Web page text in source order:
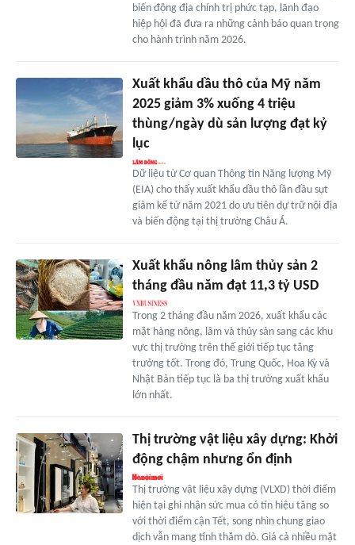
biến động địa chính trị phức tạp, lãnh đạo
hiệp hội đã đưa ra những cảnh báo quan trọng
cho hành trình năm 2026.
Xuất khẩu dầu thô của Mỹ năm
2025 giảm 3% xuống 4 triệu
thùng/ngày dù sản lượng đạt kỷ
lục
Dữ liệu từ Cơ quan Thông tin Năng lượng Mỹ
(EIA) cho thấy xuất khẩu dầu thô lần đầu sụt
giảm kể từ năm 2021 do ưu tiên dự trữ nội địa
và biến động tại thị trường Châu Á.
Xuất khẩu nông lâm thủy sản 2
tháng đầu năm đạt 11,3 tỷ USD
Trong 2 tháng đầu năm 2026, xuất khẩu các
mặt hàng nông, lâm và thủy sản sang các khu
vực thị trường trên thế giới tiếp tục tăng
trưởng tốt. Trong đó, Trung Quốc, Hoa Kỳ và
Nhật Bản tiếp tục là ba thị trường xuất khẩu
lớn nhất.
Thị trường vật liệu xây dựng: Khởi
động chậm nhưng ổn định
Thị trường vật liệu xây dựng (VLXD) thời điểm
hiện tại ghi nhận sức mua có tín hiệu tăng so
với thời điểm cận Tết, song nhìn chung giao
dịch vẫn mang tính thăm dò. Giá cả nhiều mặt